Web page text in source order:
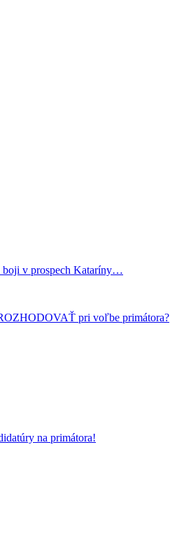
boji v prospech Kataríny…
pri voľbe primátora?
na primátora!